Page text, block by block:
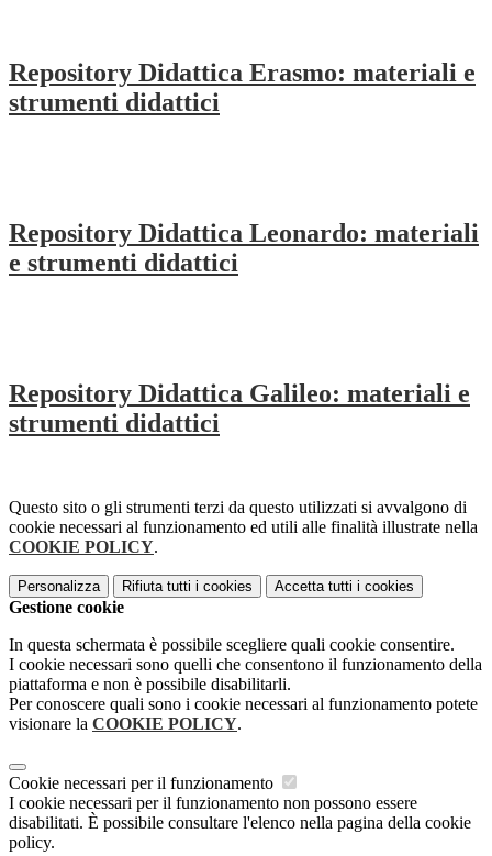
Repository Didattica Erasmo: materiali e
strumenti didattici
Repository Didattica Leonardo: materiali
e strumenti didattici
Repository Didattica Galileo: materiali e
strumenti didattici
Questo sito o gli strumenti terzi da questo utilizzati si avvalgono di
cookie necessari al funzionamento ed utili alle finalità illustrate nella
COOKIE POLICY.
Personalizza Rifiuta tutti i cookies Accetta tutti i cookies
Gestione cookie
In questa schermata è possibile scegliere quali cookie consentire.
I cookie necessari sono quelli che consentono il funzionamento della
piattaforma e non è possibile disabilitarli.
Per conoscere quali sono i cookie necessari al funzionamento potete
visionare la COOKIE POLICY.
Cookie necessari per il funzionamento
I cookie necessari per il funzionamento non possono essere
disabilitati. È possibile consultare l'elenco nella pagina della cookie
policy.